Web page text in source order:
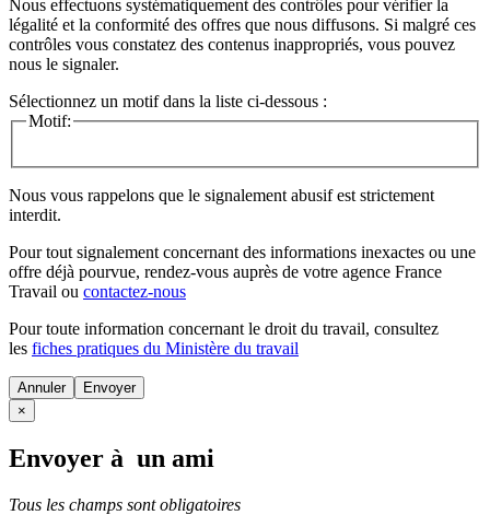
Nous effectuons systématiquement des contrôles pour vérifier la
légalité et la conformité des offres que nous diffusons. Si malgré ces
contrôles vous constatez des contenus inappropriés, vous pouvez
nous le signaler.
Sélectionnez un motif dans la liste ci-dessous :
Motif:
Nous vous rappelons que le signalement abusif est strictement
interdit.
Pour tout signalement concernant des informations inexactes ou une
offre déjà pourvue, rendez-vous auprès de votre agence France
Travail ou contactez-nous
Pour toute information concernant le droit du travail, consultez
les fiches pratiques du Ministère du travail
Annuler
×
Envoyer à un ami
Tous les champs sont obligatoires